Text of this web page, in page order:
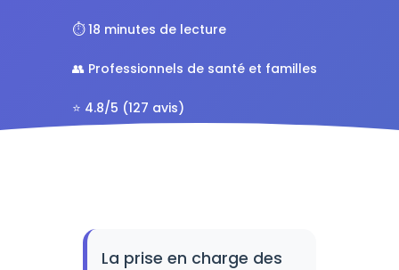
⏱️ 18 minutes de lecture
👥 Professionnels de santé et familles
⭐ 4.8/5 (127 avis)
La prise en charge des